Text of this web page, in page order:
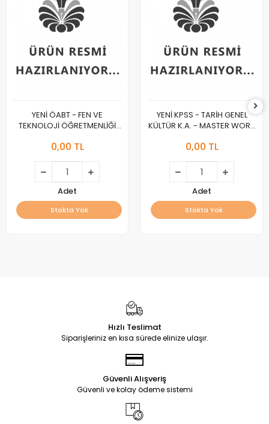
YENİ ÖABT - FEN VE
TEKNOLOJİ ÖĞRETMENLİĞİ
0,00 TL
Adet
Stokta Yok
YENİ KPSS - TARİH GENEL
KÜLTÜR K.A. - MASTER WORK
0,00 TL
Adet
Stokta Yok
Hızlı Teslimat
Siparişleriniz en kısa sürede elinize ulaşır.
Güvenli Alışveriş
Güvenli ve kolay ödeme sistemi